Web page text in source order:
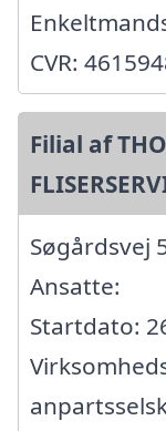
CVR:
Filial af
Søgårdsvej
Ansatte:
Startdato: